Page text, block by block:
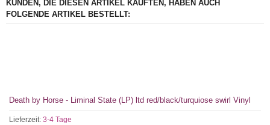
KUNDEN, DIE DIESEN ARTIKEL KAUFTEN, HABEN AUCH
FOLGENDE ARTIKEL BESTELLT:
Death by Horse - Liminal State (LP) ltd red/black/turquiose swirl Vinyl
Lieferzeit: 3-4 Tage